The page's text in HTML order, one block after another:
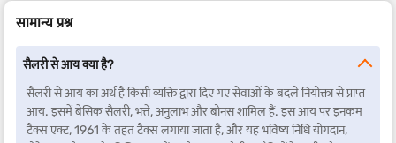
सामान्य प्रश्न
सैलरी से आय क्या है?
सैलरी से आय का अर्थ है किसी व्यक्ति द्वारा दिए गए सेवाओं के बदले नियोक्ता से प्राप्त
आय. इसमें बेसिक सैलरी, भत्ते, अनुलाभ और बोनस शामिल हैं. इस आय पर इनकम
टैक्स एक्ट, 1961 के तहत टैक्स लगाया जाता है, और यह भविष्य निधि योगदान,